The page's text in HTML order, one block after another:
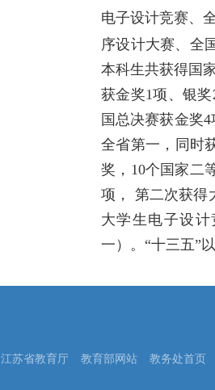
电子设计竞赛、
序设计大赛、全
本科生共获得国
获金奖1项、银奖
国总决赛获金奖4
全省第一，同时
奖， 10个国家二
项， 第二次获得
大学生电子设
一）。“十三五”
江苏省教育厅 教育部网站
教务处首页